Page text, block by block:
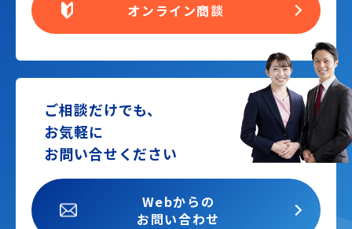
オンライン商談
ご相談だけでも、
お気軽に
お問い合せください
Webからの
お問い合わせ